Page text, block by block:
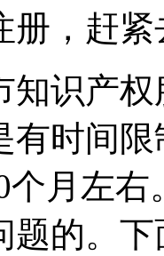
册，赶
知识产
有时间
个月左
题的。